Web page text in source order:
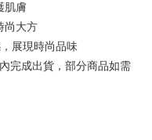
國際商業銀行
中商業銀行
国際商業銀行
商業銀行
富邦商業銀行
豐國際商業銀行
商業銀行
商業銀行
北富邦商業銀行
國際商業銀行
商業銀行
肌膚
尚大方
展現時尚品味
完成出貨，部分商品如需